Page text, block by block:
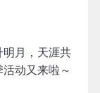
明月，天涯共
动又来啦～